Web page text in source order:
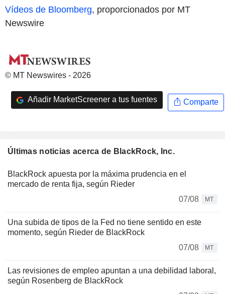
Vídeos de Bloomberg, proporcionados por MT
Newswire
© MT Newswires - 2026
Añadir MarketScreener a tus fuentes Comparte
Últimas noticias acerca de BlackRock, Inc.
BlackRock apuesta por la máxima prudencia en el
mercado de renta fija, según Rieder
07/08
MT
Una subida de tipos de la Fed no tiene sentido en este
momento, según Rieder de BlackRock
07/08
MT
Las revisiones de empleo apuntan a una debilidad laboral,
según Rosenberg de BlackRock